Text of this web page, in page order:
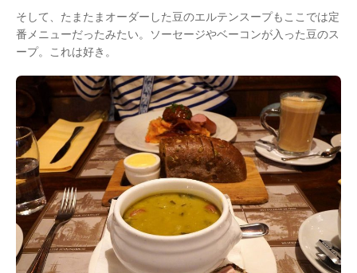
そして、たまたまオーダーした豆のエルテンスープもここでは定
番メニューだったみたい。ソーセージやベーコンが入った豆のス
ープ。これは好き。